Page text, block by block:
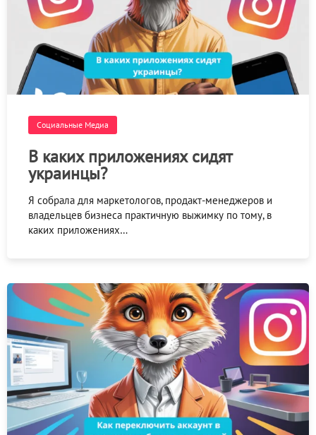
Социальные Медиа
В каких приложениях сидят
украинцы?
Я собрала для маркетологов, продакт-менеджеров и
владельцев бизнеса практичную выжимку по тому, в
каких приложениях…